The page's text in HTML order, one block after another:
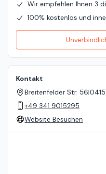
Wir empfehlen Ihnen 3
100% kostenlos und
Kontakt
Breitenfelder Str. 56|
+49 341 9015295
Website Besuchen